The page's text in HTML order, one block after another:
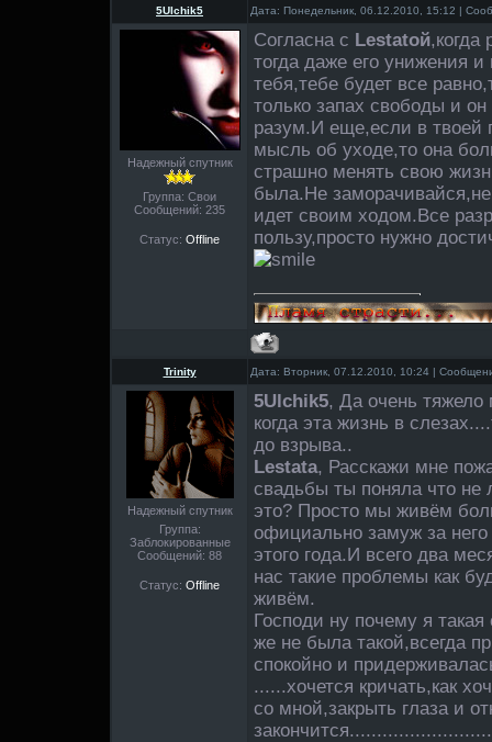
5Ulchik5 Дата: Понедельник, 06.12.2010, 15:12 |
Надежный спутник
Группа: Свои
Сообщений: 235
Статус: Offline
Согласна с Lestatой,когда
тогда даже его унижения
тебя,тебе будет все
только запах свободы и
разум.И еще,если в твоей
мысль об уходе,то она
страшно менять свою
была.Не
идет своим ходом.Все
пользу,просто нужно
Trinity Дата: Вторник, 07.12.2010, 10:24 |
Надежный спутник
Группа:
Заблокированные
Сообщений: 88
Статус: Offline
5Ulchik5, Да очень
когда эта жизнь в
до взрыва..
Lestata, Расскажи мне
свадьбы ты поняла что не
это? Просто мы живём
официально замуж за
этого года.И всего два
нас такие проблемы как
живём.
Господи ну почему я
же не была такой,всегда
спокойно и
......хочется кричать,как
со мной,закрыть глаза и